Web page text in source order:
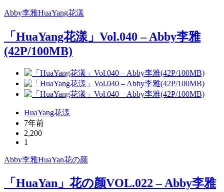
Abby李雅HuaYang花漾
「HuaYang花漾」Vol.040 – Abby李雅
(42P/100MB)
HuaYang花漾
7年前
2,200
1
Abby李雅HuaYan花の颜
「HuaYan」花の颜VOL.022 – Abby李雅